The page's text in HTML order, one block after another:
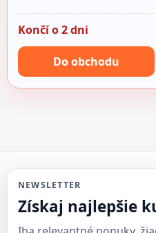
Končí o 2 dni
Do obchodu
NEWSLETTER
Získaj najlepšie